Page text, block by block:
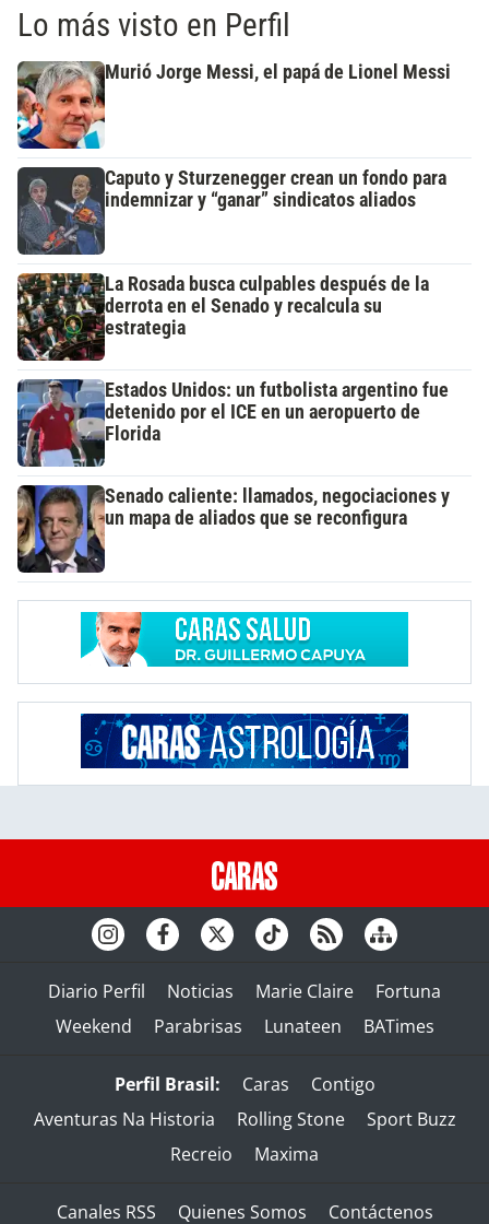
Lo más visto en Perfil
Murió Jorge Messi, el papá de Lionel Messi
Caputo y Sturzenegger crean un fondo para
indemnizar y “ganar” sindicatos aliados
La Rosada busca culpables después de la
derrota en el Senado y recalcula su
estrategia
Estados Unidos: un futbolista argentino fue
detenido por el ICE en un aeropuerto de
Florida
Senado caliente: llamados, negociaciones y
un mapa de aliados que se reconfigura
Diario Perfil Noticias Marie Claire
Fortuna
Weekend
Parabrisas Lunateen BATimes
Perfil Brasil: Caras
Contigo
Aventuras Na Historia
Rolling Stone
Sport Buzz
Recreio
Maxima
Canales RSS Quienes Somos Contáctenos